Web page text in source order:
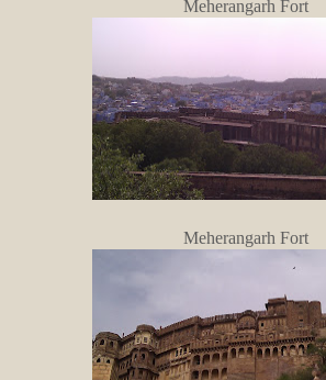
Meherangarh Fort
Meherangarh Fort